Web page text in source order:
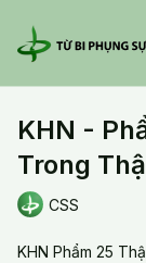
KHN -
Trong
CSS
KHN Phẩm 25